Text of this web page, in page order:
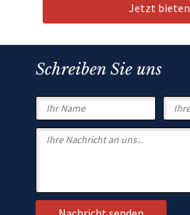
Jetzt bieten
Schreiben Sie uns